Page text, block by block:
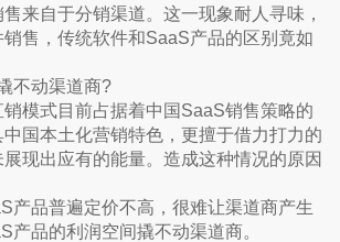
来自于分销渠道。这一现象耐人寻味，
售，传统软件和SaaS产品的区别竟如
不动渠道商?
模式目前占据着中国SaaS销售策略的
国本土化营销特色，更擅于借力打力的
现出应有的能量。造成这种情况的原因
产品普遍定价不高，很难让渠道商产生
产品的利润空间撬不动渠道商。